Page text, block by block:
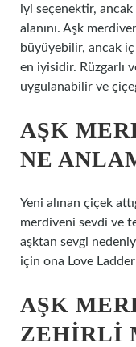
iyi seçenektir, ancak
alanını. Aşk
büyüyebilir, ancak iç
en iyisidir. Rüzgarlı
uygulanabilir ve
AŞK
NE
Yeni alınan çiçek
merdiveni sevdi ve
aşktan sevgi
için ona Love
AŞK
ZEHIRLI